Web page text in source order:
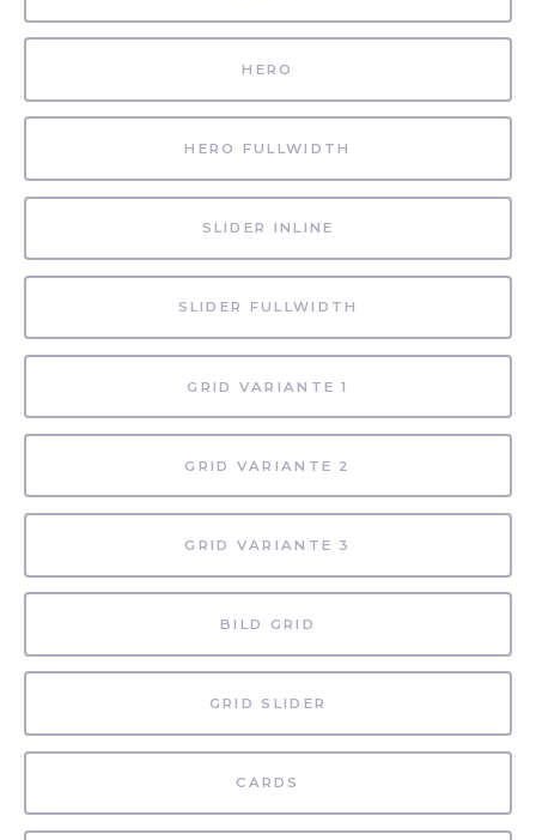
HERO
HERO FULLWIDTH
SLIDER INLINE
SLIDER FULLWIDTH
GRID VARIANTE 1
GRID VARIANTE 2
GRID VARIANTE 3
BILD GRID
GRID SLIDER
CARDS